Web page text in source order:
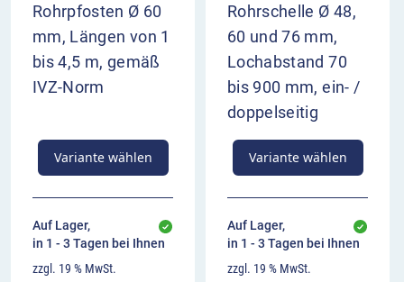
Rohrpfosten Ø 60
mm, Längen von 1
bis 4,5 m, gemäß
IVZ-Norm
Variante wählen
Auf Lager,
in 1 - 3 Tagen bei Ihnen
zzgl. 19 % MwSt.
Rohrschelle Ø 48,
60 und 76 mm,
Lochabstand 70
bis 900 mm, ein- /
doppelseitig
Variante wählen
Auf Lager,
in 1 - 3 Tagen bei Ihnen
zzgl. 19 % MwSt.